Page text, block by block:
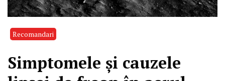
Recomandari
Simptomele și cauzele